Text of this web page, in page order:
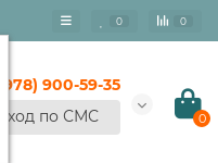
0 0
(978) 900-59-35
Вход по СМС
0